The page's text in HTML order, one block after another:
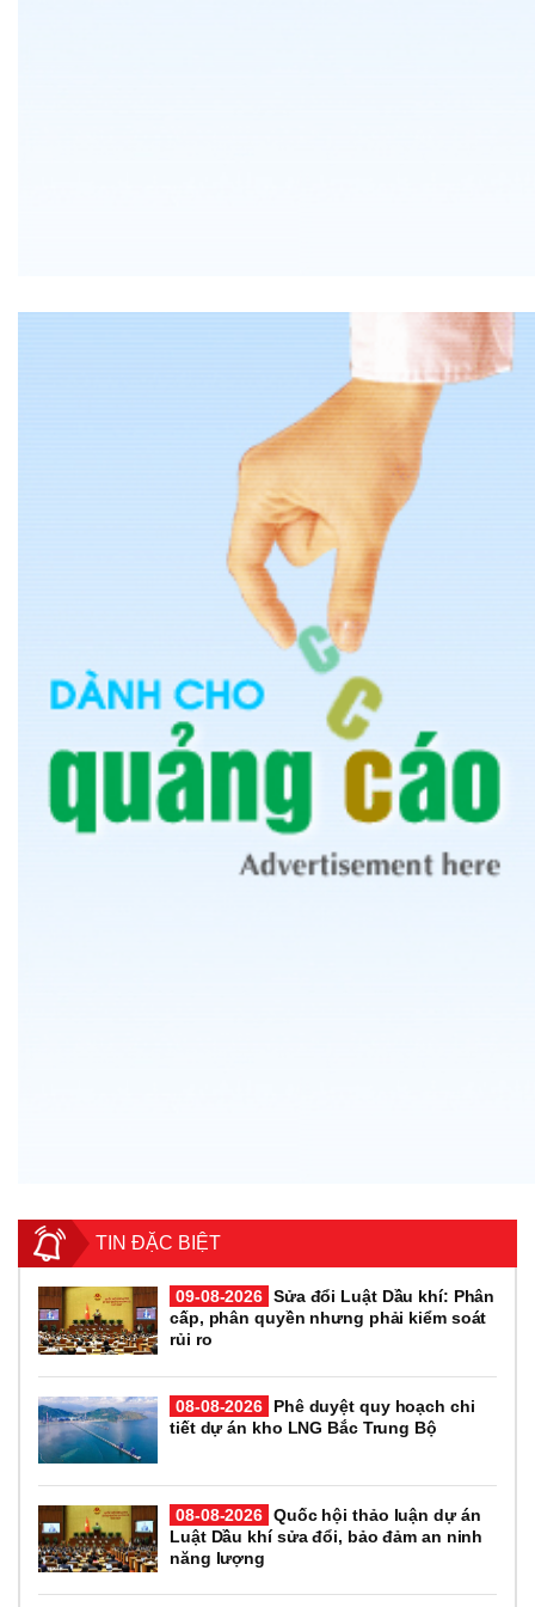
TIN ĐẶC BIỆT
09-08-2026 Sửa đổi Luật Dầu khí: Phân
cấp, phân quyền nhưng phải kiểm soát
rủi ro
08-08-2026
Phê duyệt quy hoạch chi
tiết dự án kho LNG Bắc Trung Bộ
08-08-2026 Quốc hội thảo luận dự án
Luật Dầu khí sửa đổi, bảo đảm an ninh
năng lượng